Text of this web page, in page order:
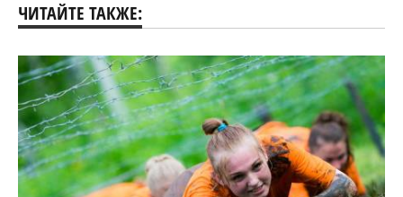
ЧИТАЙТЕ ТАКЖЕ: